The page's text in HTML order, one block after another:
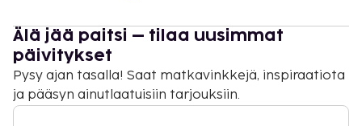
Älä jää paitsi – tilaa uusimmat
päivitykset
Pysy ajan tasalla! Saat matkavinkkejä, inspiraatiota
ja pääsyn ainutlaatuisiin tarjouksiin.